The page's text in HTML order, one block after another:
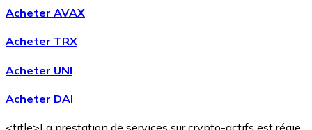
Acheter AVAX
Acheter TRX
Acheter UNI
Acheter DAI